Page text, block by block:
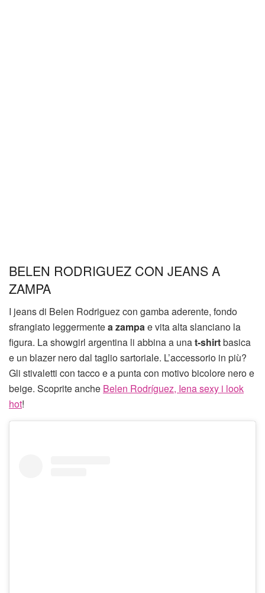
BELEN RODRIGUEZ CON JEANS A
ZAMPA
I jeans di Belen Rodriguez con gamba aderente, fondo
sfrangiato leggermentea zampae vita alta slanciano la
figura. La showgirl argentina li abbina a unat-shirtbasica
e un blazer nero dal taglio sartoriale. L’accessorio in più?
Gli stivaletti con tacco e a punta con motivo bicolore nero e
beige. Scoprite anche Belen Rodríguez, Iena sexy i look
hot!